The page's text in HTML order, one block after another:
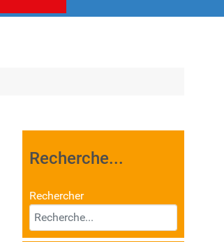
Recherche...
Rechercher